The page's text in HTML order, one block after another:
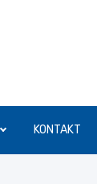
KONTAKT